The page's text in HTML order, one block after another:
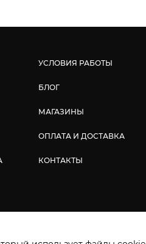
УСЛОВИЯ РАБОТЫ
БЛОГ
МАГАЗИНЫ
ОПЛАТА И ДОСТАВКА
КОНТАКТЫ